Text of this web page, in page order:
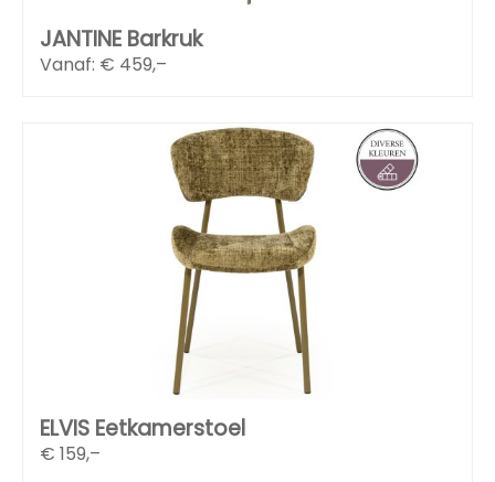
JANTINE Barkruk
Vanaf: € 459,–
ELVIS Eetkamerstoel
€ 159,–